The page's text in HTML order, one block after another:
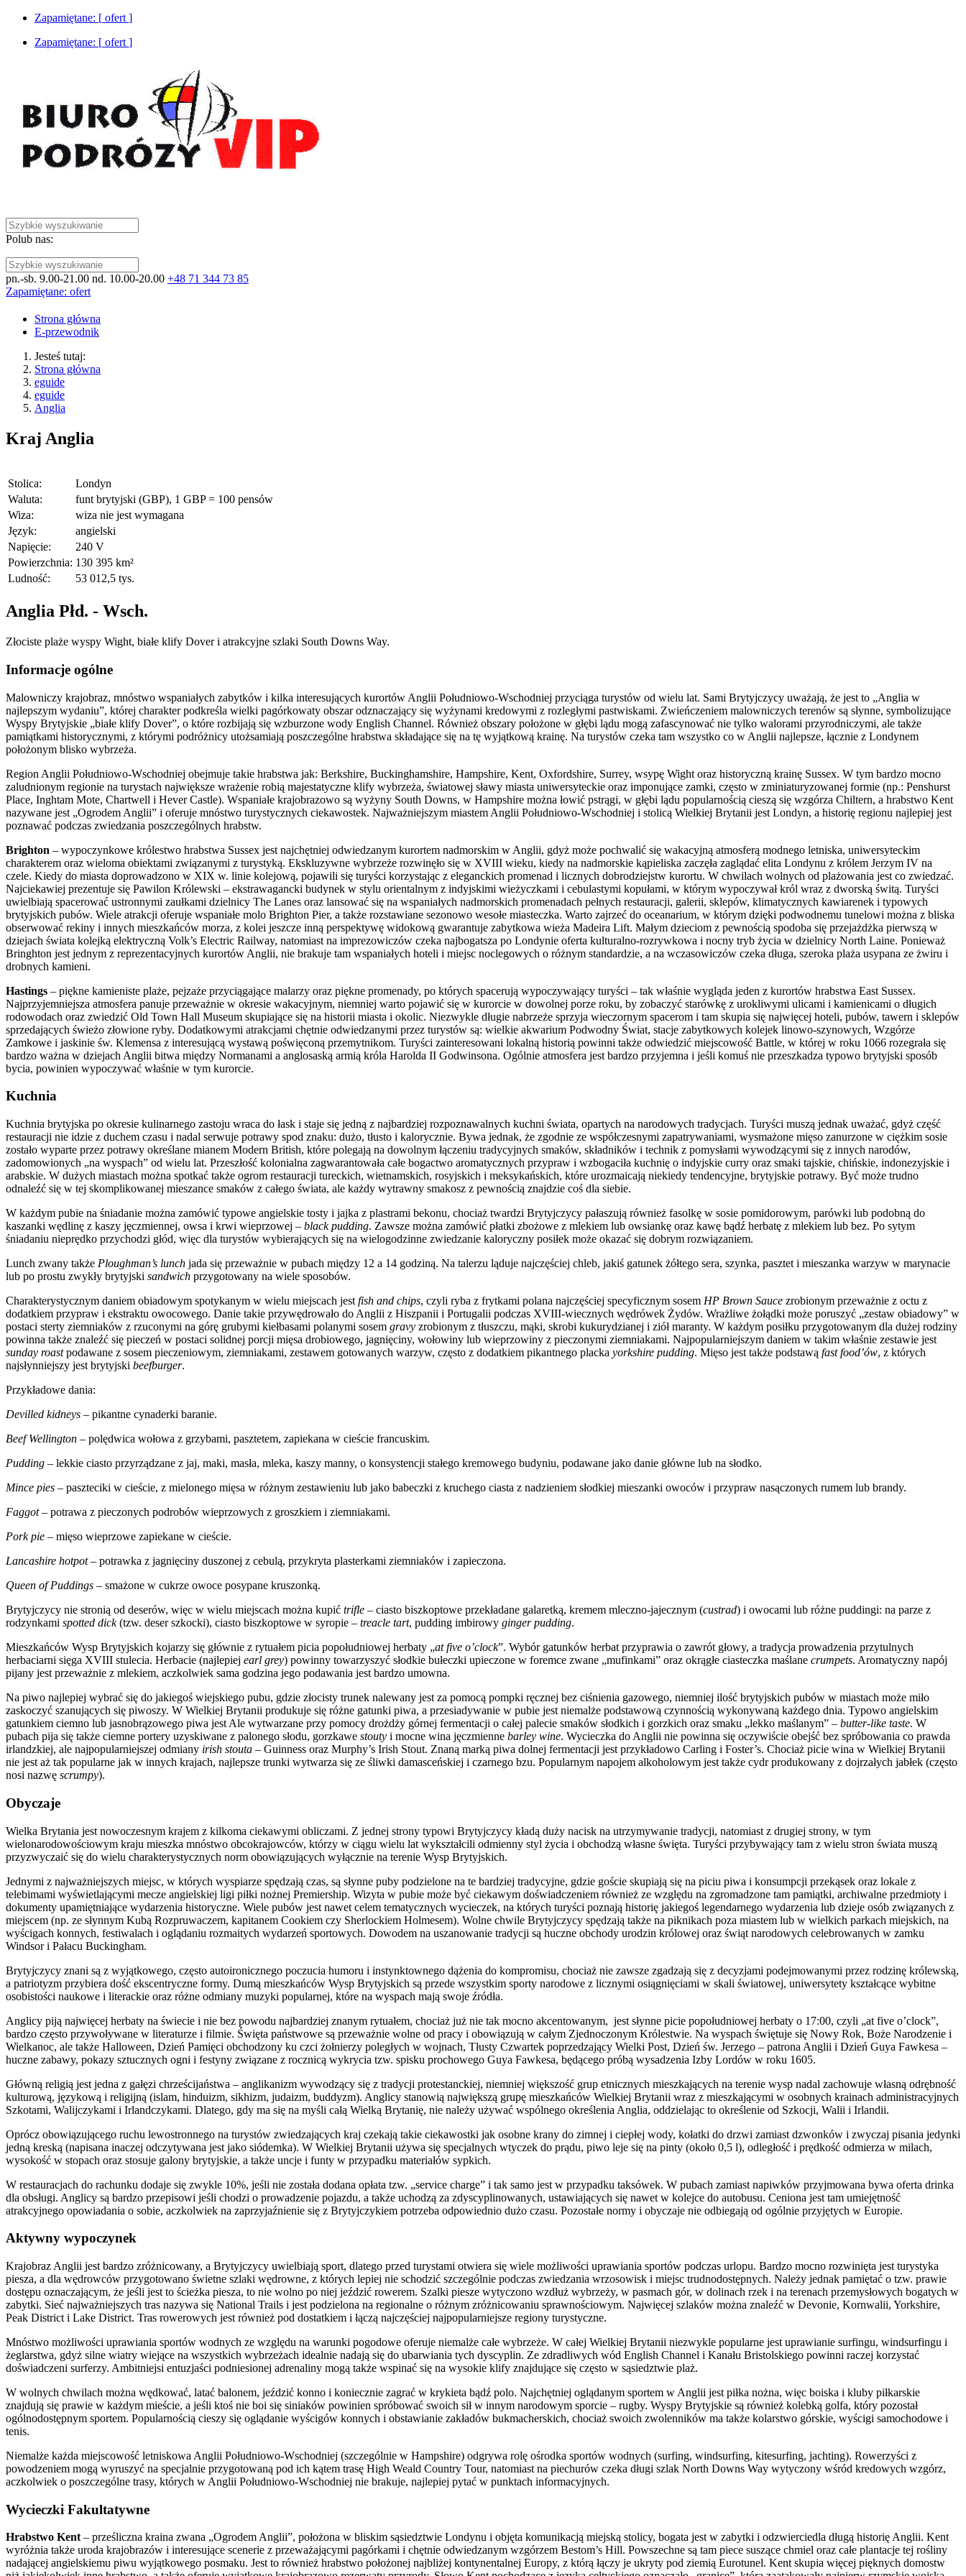
Zapamiętane: [ ofert ]
Zapamiętane: [ ofert ]
Polub nas:
pn.-sb. 9.00-21.00 nd. 10.00-20.00 +48 71 344 73 85
Zapamiętane: ofert
Strona główna
E-przewodnik
Jesteś tutaj:
Strona główna
eguide
eguide
Anglia
Kraj Anglia
Stolica:
Londyn
Waluta:
funt brytyjski (GBP), 1 GBP = 100 pensów
Wiza:
wiza nie jest wymagana
Język:
angielski
Napięcie:
240 V
Powierzchnia: 130 395 km²
Ludność:
53 012,5 tys.
Anglia Płd. - Wsch.
Złociste plaże wyspy Wight, białe klify Dover i atrakcyjne szlaki South Downs Way.
Informacje ogólne
Malowniczy krajobraz, mnóstwo wspaniałych zabytków i kilka interesujących kurortów Anglii Południowo-Wschodniej przyciąga turystów od wielu lat. Sami Brytyjczycy uważają, że jest to „Anglia w
najlepszym wydaniu”, której charakter podkreśla wielki pagórkowaty obszar odznaczający się wyżynami kredowymi z rozległymi pastwiskami. Zwieńczeniem malowniczych terenów są słynne, symbolizujące
Wyspy Brytyjskie „białe klify Dover”, o które rozbijają się wzburzone wody English Channel. Również obszary położone w głębi lądu mogą zafascynować nie tylko walorami przyrodniczymi, ale także
pamiątkami historycznymi, z którymi podróżnicy utożsamiają poszczególne hrabstwa składające się na tę wyjątkową krainę. Na turystów czeka tam wszystko co w Anglii najlepsze, łącznie z Londynem
położonym blisko wybrzeża.
Region Anglii Południowo-Wschodniej obejmuje takie hrabstwa jak: Berkshire, Buckinghamshire, Hampshire, Kent, Oxfordshire, Surrey, wsypę Wight oraz historyczną krainę Sussex. W tym bardzo mocno
zaludnionym regionie na turystach największe wrażenie robią majestatyczne klify wybrzeża, światowej sławy miasta uniwersyteckie oraz imponujące zamki, często w zminiaturyzowanej formie (np.: Penshurst
Place, Inghtam Mote, Chartwell i Hever Castle). Wspaniałe krajobrazowo są wyżyny South Downs, w Hampshire można łowić pstrągi, w głębi lądu popularnością cieszą się wzgórza Chiltern, a hrabstwo Kent
nazywane jest „Ogrodem Anglii” i oferuje mnóstwo turystycznych ciekawostek. Najważniejszym miastem Anglii Południowo-Wschodniej i stolicą Wielkiej Brytanii jest Londyn, a historię regionu najlepiej jest
poznawać podczas zwiedzania poszczególnych hrabstw.
Brighton – wypoczynkowe królestwo hrabstwa Sussex jest najchętniej odwiedzanym kurortem nadmorskim w Anglii, gdyż może pochwalić się wakacyjną atmosferą modnego letniska, uniwersyteckim
charakterem oraz wieloma obiektami związanymi z turystyką. Ekskluzywne wybrzeże rozwinęło się w XVIII wieku, kiedy na nadmorskie kąpieliska zaczęła zaglądać elita Londynu z królem Jerzym IV na
czele. Kiedy do miasta doprowadzono w XIX w. linie kolejową, pojawili się turyści korzystając z eleganckich promenad i licznych dobrodziejstw kurortu. W chwilach wolnych od plażowania jest co zwiedzać.
Najciekawiej prezentuje się Pawilon Królewski – ekstrawagancki budynek w stylu orientalnym z indyjskimi wieżyczkami i cebulastymi kopułami, w którym wypoczywał król wraz z dworską świtą. Turyści
uwielbiają spacerować ustronnymi zaułkami dzielnicy The Lanes oraz lansować się na wspaniałych nadmorskich promenadach pełnych restauracji, galerii, sklepów, klimatycznych kawiarenek i typowych
brytyjskich pubów. Wiele atrakcji oferuje wspaniałe molo Brighton Pier, a także rozstawiane sezonowo wesołe miasteczka. Warto zajrzeć do oceanarium, w którym dzięki podwodnemu tunelowi można z bliska
obserwować rekiny i innych mieszkańców morza, z kolei jeszcze inną perspektywę widokową gwarantuje zabytkowa wieża Madeira Lift. Małym dzieciom z pewnością spodoba się przejażdżka pierwszą w
dziejach świata kolejką elektryczną Volk’s Electric Railway, natomiast na imprezowiczów czeka najbogatsza po Londynie oferta kulturalno-rozrywkowa i nocny tryb życia w dzielnicy North Laine. Ponieważ
Bringhton jest jednym z reprezentacyjnych kurortów Anglii, nie brakuje tam wspaniałych hoteli i miejsc noclegowych o różnym standardzie, a na wczasowiczów czeka długa, szeroka plaża usypana ze żwiru i
drobnych kamieni.
Hastings – piękne kamieniste plaże, pejzaże przyciągające malarzy oraz piękne promenady, po których spacerują wypoczywający turyści – tak właśnie wygląda jeden z kurortów hrabstwa East Sussex.
Najprzyjemniejsza atmosfera panuje przeważnie w okresie wakacyjnym, niemniej warto pojawić się w kurorcie w dowolnej porze roku, by zobaczyć starówkę z urokliwymi ulicami i kamienicami o długich
rodowodach oraz zwiedzić Old Town Hall Museum skupiające się na historii miasta i okolic. Niezwykle długie nabrzeże sprzyja wieczornym spacerom i tam skupia się najwięcej hoteli, pubów, tawern i sklepów
sprzedających świeżo złowione ryby. Dodatkowymi atrakcjami chętnie odwiedzanymi przez turystów są: wielkie akwarium Podwodny Świat, stacje zabytkowych kolejek linowo-szynowych, Wzgórze
Zamkowe i jaskinie św. Klemensa z interesującą wystawą poświęconą przemytnikom. Turyści zainteresowani lokalną historią powinni także odwiedzić miejscowość Battle, w której w roku 1066 rozegrała się
bardzo ważna w dziejach Anglii bitwa między Normanami a anglosaską armią króla Harolda II Godwinsona. Ogólnie atmosfera jest bardzo przyjemna i jeśli komuś nie przeszkadza typowo brytyjski sposób
bycia, powinien wypoczywać właśnie w tym kurorcie.
Kuchnia
Kuchnia brytyjska po okresie kulinarnego zastoju wraca do łask i staje się jedną z najbardziej rozpoznawalnych kuchni świata, opartych na narodowych tradycjach. Turyści muszą jednak uważać, gdyż część
restauracji nie idzie z duchem czasu i nadal serwuje potrawy spod znaku: dużo, tłusto i kalorycznie. Bywa jednak, że zgodnie ze współczesnymi zapatrywaniami, wysmażone mięso zanurzone w ciężkim sosie
zostało wyparte przez potrawy określane mianem Modern British, które polegają na dowolnym łączeniu tradycyjnych smaków, składników i technik z pomysłami wywodzącymi się z innych narodów,
zadomowionych „na wyspach” od wielu lat. Przeszłość kolonialna zagwarantowała całe bogactwo aromatycznych przypraw i wzbogaciła kuchnię o indyjskie curry oraz smaki tajskie, chińskie, indonezyjskie i
arabskie. W dużych miastach można spotkać także ogrom restauracji tureckich, wietnamskich, rosyjskich i meksykańskich, które urozmaicają niekiedy tendencyjne, brytyjskie potrawy. Być może trudno
odnaleźć się w tej skomplikowanej mieszance smaków z całego świata, ale każdy wytrawny smakosz z pewnością znajdzie coś dla siebie.
W każdym pubie na śniadanie można zamówić typowe angielskie tosty i jajka z plastrami bekonu, chociaż twardzi Brytyjczycy pałaszują również fasolkę w sosie pomidorowym, parówki lub podobną do
kaszanki wędlinę z kaszy jęczmiennej, owsa i krwi wieprzowej – black pudding. Zawsze można zamówić płatki zbożowe z mlekiem lub owsiankę oraz kawę bądź herbatę z mlekiem lub bez. Po sytym
śniadaniu nieprędko przychodzi głód, więc dla turystów wybierających się na wielogodzinne zwiedzanie kaloryczny posiłek może okazać się dobrym rozwiązaniem.
Lunch zwany także Ploughman’s lunch jada się przeważnie w pubach między 12 a 14 godziną. Na talerzu ląduje najczęściej chleb, jakiś gatunek żółtego sera, szynka, pasztet i mieszanka warzyw w marynacie
lub po prostu zwykły brytyjski sandwich przygotowany na wiele sposobów.
Charakterystycznym daniem obiadowym spotykanym w wielu miejscach jest fish and chips, czyli ryba z frytkami polana najczęściej specyficznym sosem HP Brown Sauce zrobionym przeważnie z octu z
dodatkiem przypraw i ekstraktu owocowego. Danie takie przywędrowało do Anglii z Hiszpanii i Portugalii podczas XVIII-wiecznych wędrówek Żydów. Wrażliwe żołądki może poruszyć „zestaw obiadowy” w
postaci sterty ziemniaków z rzuconymi na górę grubymi kiełbasami polanymi sosem gravy zrobionym z tłuszczu, mąki, skrobi kukurydzianej i ziół maranty. W każdym posiłku przygotowanym dla dużej rodziny
powinna także znaleźć się pieczeń w postaci solidnej porcji mięsa drobiowego, jagnięciny, wołowiny lub wieprzowiny z pieczonymi ziemniakami. Najpopularniejszym daniem w takim właśnie zestawie jest
sunday roastpodawane z sosem pieczeniowym, ziemniakami, zestawem gotowanych warzyw, często z dodatkiem pikantnego placka yorkshire pudding. Mięso jest także podstawą fast food’ów, z których
najsłynniejszy jest brytyjski beefburger.
Przykładowe dania:
Devilled kidneys – pikantne cynaderki baranie.
Beef Wellington – polędwica wołowa z grzybami, pasztetem, zapiekana w cieście francuskim.
Pudding – lekkie ciasto przyrządzane z jaj, maki, masła, mleka, kaszy manny, o konsystencji stałego kremowego budyniu, podawane jako danie główne lub na słodko.
Mince pies – paszteciki w cieście, z mielonego mięsa w różnym zestawieniu lub jako babeczki z kruchego ciasta z nadzieniem słodkiej mieszanki owoców i przypraw nasączonych rumem lub brandy.
Faggot– potrawa z pieczonych podrobów wieprzowych z groszkiem i ziemniakami.
Pork pie – mięso wieprzowe zapiekane w cieście.
Lancashire hotpot– potrawka z jagnięciny duszonej z cebulą, przykryta plasterkami ziemniaków i zapieczona.
Queen of Puddings – smażone w cukrze owoce posypane kruszonką.
Brytyjczycy nie stronią od deserów, więc w wielu miejscach można kupić trifle – ciasto biszkoptowe przekładane galaretką, kremem mleczno-jajecznym (custrad) i owocami lub różne puddingi: na parze z
rodzynkami spotted dick(tzw. deser szkocki), ciasto biszkoptowe w syropie – treacle tart, pudding imbirowy ginger pudding.
Mieszkańców Wysp Brytyjskich kojarzy się głównie z rytuałem picia popołudniowej herbaty „at five o’clock”. Wybór gatunków herbat przyprawia o zawrót głowy, a tradycja prowadzenia przytulnych
herbaciarni sięga XVIII stulecia. Herbacie (najlepiej earl grey) powinny towarzyszyć słodkie bułeczki upieczone w foremce zwane „mufinkami” oraz okrągłe ciasteczka maślane crumpets. Aromatyczny napój
pijany jest przeważnie z mlekiem, aczkolwiek sama godzina jego podawania jest bardzo umowna.
Na piwo najlepiej wybrać się do jakiegoś wiejskiego pubu, gdzie złocisty trunek nalewany jest za pomocą pompki ręcznej bez ciśnienia gazowego, niemniej ilość brytyjskich pubów w miastach może miło
zaskoczyć szanujących się piwoszy. W Wielkiej Brytanii produkuje się różne gatunki piwa, a przesiadywanie w pubie jest niemalże podstawową czynnością wykonywaną każdego dnia. Typowo angielskim
gatunkiem ciemno lub jasnobrązowego piwa jest Ale wytwarzane przy pomocy drożdży górnej fermentacji o całej palecie smaków słodkich i gorzkich oraz smaku „lekko maślanym” – butter-like taste. W
pubach pija się także ciemne portery uzyskiwane z palonego słodu, gorzkawe stouty i mocne wina jęczmienne barley wine. Wycieczka do Anglii nie powinna się oczywiście obejść bez spróbowania co prawda
irlandzkiej, ale najpopularniejszej odmiany irish stouta – Guinness oraz Murphy’s Irish Stout. Znaną marką piwa dolnej fermentacji jest przykładowo Carling i Foster’s. Chociaż picie wina w Wielkiej Brytanii
nie jest aż tak popularne jak w innych krajach, najlepsze trunki wytwarza się ze śliwki damasceńskiej i czarnego bzu. Popularnym napojem alkoholowym jest także cydr produkowany z dojrzałych jabłek (często
nosi nazwę scrumpy).
Obyczaje
Wielka Brytania jest nowoczesnym krajem z kilkoma ciekawymi obliczami. Z jednej strony typowi Brytyjczycy kładą duży nacisk na utrzymywanie tradycji, natomiast z drugiej strony, w tym
wielonarodowościowym kraju mieszka mnóstwo obcokrajowców, którzy w ciągu wielu lat wykształcili odmienny styl życia i obchodzą własne święta. Turyści przybywający tam z wielu stron świata muszą
przyzwyczaić się do wielu charakterystycznych norm obowiązujących wyłącznie na terenie Wysp Brytyjskich.
Jednymi z najważniejszych miejsc, w których wyspiarze spędzają czas, są słynne puby podzielone na te bardziej tradycyjne, gdzie goście skupiają się na piciu piwa i konsumpcji przekąsek oraz lokale z
telebimami wyświetlającymi mecze angielskiej ligi piłki nożnej Premiership. Wizyta w pubie może być ciekawym doświadczeniem również ze względu na zgromadzone tam pamiątki, archiwalne przedmioty i
dokumenty upamiętniające wydarzenia historyczne. Wiele pubów jest nawet celem tematycznych wycieczek, na których turyści poznają historię jakiegoś legendarnego wydarzenia lub dzieje osób związanych z
miejscem (np. ze słynnym Kubą Rozpruwaczem, kapitanem Cookiem czy Sherlockiem Holmesem). Wolne chwile Brytyjczycy spędzają także na piknikach poza miastem lub w wielkich parkach miejskich, na
wyścigach konnych, festiwalach i oglądaniu rozmaitych wydarzeń sportowych. Dowodem na uszanowanie tradycji są huczne obchody urodzin królowej oraz świąt narodowych celebrowanych w zamku
Windsor i Pałacu Buckingham.
Brytyjczycy znani są z wyjątkowego, często autoironicznego poczucia humoru i instynktownego dążenia do kompromisu, chociaż nie zawsze zgadzają się z decyzjami podejmowanymi przez rodzinę królewską,
a patriotyzm przybiera dość ekscentryczne formy. Dumą mieszkańców Wysp Brytyjskich są przede wszystkim sporty narodowe z licznymi osiągnięciami w skali światowej, uniwersytety kształcące wybitne
osobistości naukowe i literackie oraz różne odmiany muzyki popularnej, które na wyspach mają swoje źródła.
Anglicy piją najwięcej herbaty na świecie i nie bez powodu najbardziej znanym rytuałem, chociaż już nie tak mocno akcentowanym, jest słynne picie popołudniowej herbaty o 17:00, czyli „at five o’clock”,
bardzo często przywoływane w literaturze i filmie. Święta państwowe są przeważnie wolne od pracy i obowiązują w całym Zjednoczonym Królestwie. Na wyspach świętuje się Nowy Rok, Boże Narodzenie i
Wielkanoc, ale także Halloween, Dzień Pamięci obchodzony ku czci żołnierzy poległych w wojnach, Tłusty Czwartek poprzedzający Wielki Post, Dzień św. Jerzego – patrona Anglii i Dzień Guya Fawkesa –
huczne zabawy, pokazy sztucznych ogni i festyny związane z rocznicą wykrycia tzw. spisku prochowego Guya Fawkesa, będącego próbą wysadzenia Izby Lordów w roku 1605.
Główną religią jest jedna z gałęzi chrześcijaństwa – anglikanizm wywodzący się z tradycji protestanckiej, niemniej większość grup etnicznych mieszkających na terenie wysp nadal zachowuje własną odrębność
kulturową, językową i religijną (islam, hinduizm, sikhizm, judaizm, buddyzm). Anglicy stanowią największą grupę mieszkańców Wielkiej Brytanii wraz z mieszkającymi w osobnych krainach administracyjnych
Szkotami, Walijczykami i Irlandczykami. Dlatego, gdy ma się na myśli całą Wielką Brytanię, nie należy używać wspólnego określenia Anglia, oddzielając to określenie od Szkocji, Walii i Irlandii.
Oprócz obowiązującego ruchu lewostronnego na turystów zwiedzających kraj czekają takie ciekawostki jak osobne krany do zimnej i ciepłej wody, kołatki do drzwi zamiast dzwonków i zwyczaj pisania jedynki
jedną kreską (napisana inaczej odczytywana jest jako siódemka). W Wielkiej Brytanii używa się specjalnych wtyczek do prądu, piwo leje się na pinty (około 0,5 l), odległość i prędkość odmierza w milach,
wysokość w stopach oraz stosuje galony brytyjskie, a także uncje i funty w przypadku materiałów sypkich.
W restauracjach do rachunku dodaje się zwykle 10%, jeśli nie została dodana opłata tzw. „service charge” i tak samo jest w przypadku taksówek. W pubach zamiast napiwków przyjmowana bywa oferta drinka
dla obsługi. Anglicy są bardzo przepisowi jeśli chodzi o prowadzenie pojazdu, a także uchodzą za zdyscyplinowanych, ustawiających się nawet w kolejce do autobusu. Ceniona jest tam umiejętność
atrakcyjnego opowiadania o sobie, aczkolwiek na zaprzyjaźnienie się z Brytyjczykiem potrzeba odpowiednio dużo czasu. Pozostałe normy i obyczaje nie odbiegają od ogólnie przyjętych w Europie.
Aktywny wypoczynek
Krajobraz Anglii jest bardzo zróżnicowany, a Brytyjczycy uwielbiają sport, dlatego przed turystami otwiera się wiele możliwości uprawiania sportów podczas urlopu. Bardzo mocno rozwinięta jest turystyka
piesza, a dla wędrowców przygotowano świetne szlaki wędrowne, z których lepiej nie schodzić szczególnie podczas zwiedzania wrzosowisk i miejsc trudnodostępnych. Należy jednak pamiętać o tzw. prawie
dostępu oznaczającym, że jeśli jest to ścieżka piesza, to nie wolno po niej jeździć rowerem. Szalki piesze wytyczono wzdłuż wybrzeży, w pasmach gór, w dolinach rzek i na terenach przemysłowych bogatych w
zabytki. Sieć najważniejszych tras nazywa się National Trails i jest podzielona na regionalne o różnym zróżnicowaniu sprawnościowym. Najwięcej szlaków można znaleźć w Devonie, Kornwalii, Yorkshire,
Peak District i Lake District. Tras rowerowych jest również pod dostatkiem i łączą najczęściej najpopularniejsze regiony turystyczne.
Mnóstwo możliwości uprawiania sportów wodnych ze względu na warunki pogodowe oferuje niemalże całe wybrzeże. W całej Wielkiej Brytanii niezwykle popularne jest uprawianie surfingu, windsurfingu i
żeglarstwa, gdyż silne wiatry wiejące na wszystkich wybrzeżach idealnie nadają się do ubarwiania tych dyscyplin. Ze zdradliwych wód English Channel i Kanału Bristolskiego powinni raczej korzystać
doświadczeni surferzy. Ambitniejsi entuzjaści podniesionej adrenaliny mogą także wspinać się na wysokie klify znajdujące się często w sąsiedztwie plaż.
W wolnych chwilach można wędkować, latać balonem, jeździć konno i koniecznie zagrać w krykieta bądź polo. Najchętniej oglądanym sportem w Anglii jest piłka nożna, więc boiska i kluby piłkarskie
znajdują się prawie w każdym mieście, a jeśli ktoś nie boi się siniaków powinien spróbować swoich sił w innym narodowym sporcie – rugby. Wyspy Brytyjskie są również kolebką golfa, który pozostał
ogólnodostępnym sportem. Popularnością cieszy się oglądanie wyścigów konnych i obstawianie zakładów bukmacherskich, chociaż swoich zwolenników ma także kolarstwo górskie, wyścigi samochodowe i
tenis.
Niemalże każda miejscowość letniskowa Anglii Południowo-Wschodniej (szczególnie w Hampshire) odgrywa rolę ośrodka sportów wodnych (surfing, windsurfing, kitesurfing, jachting). Rowerzyści z
powodzeniem mogą wyruszyć na specjalnie przygotowaną pod ich kątem trasę High Weald Country Tour, natomiast na piechurów czeka długi szlak North Downs Way wytyczony wśród kredowych wzgórz,
aczkolwiek o poszczególne trasy, których w Anglii Południowo-Wschodniej nie brakuje, najlepiej pytać w punktach informacyjnych.
Wycieczki Fakultatywne
Hrabstwo Kent– prześliczna kraina zwana „Ogrodem Anglii”, położona w bliskim sąsiedztwie Londynu i objęta komunikacją miejską stolicy, bogata jest w zabytki i odzwierciedla długą historię Anglii. Kent
wyróżnia także uroda krajobrazów i interesujące scenerie z przeważającymi pagórkami i chętnie odwiedzanym wzgórzem Bestom’s Hill. Powszechne są tam piece suszące chmiel oraz całe plantacje tej rośliny
nadającej angielskiemu piwu wyjątkowego posmaku. Jest to również hrabstwo położonej najbliżej kontynentalnej Europy, z którą łączy je ukryty pod ziemią Eurotunel. Kent skupia więcej pięknych domostw